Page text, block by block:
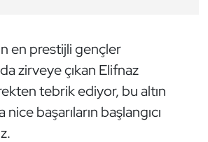
en prestijli gençler
zirveye çıkan Elifnaz
tebrik ediyor, bu altın
başarıların başlangıcı